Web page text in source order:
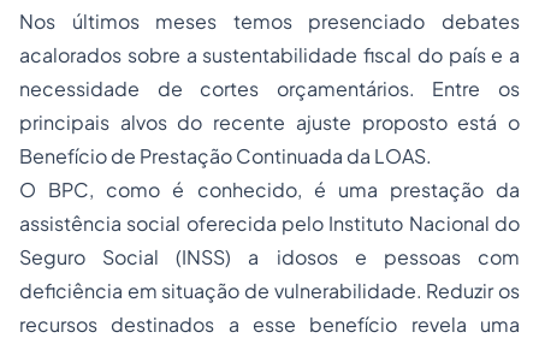
Nos últimos meses temos presenciado debates
acalorados sobre a sustentabilidade fiscal do país e a
necessidade de cortes orçamentários. Entre os
principais alvos do recente ajuste proposto está o
Benefício de Prestação Continuada da LOAS.
O BPC, como é conhecido, é uma prestação da
assistência social oferecida pelo Instituto Nacional do
Seguro Social (INSS) a idosos e pessoas com
deficiência em situação de vulnerabilidade. Reduzir os
recursos destinados a esse benefício revela uma